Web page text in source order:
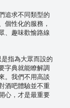
追求不同類型的
個性化的服務，
、趣味歡愉路線
是指為大眾而設的
字典就能瞭解調
。我們不用高談
酒吧體驗並不重
心，才是最重要